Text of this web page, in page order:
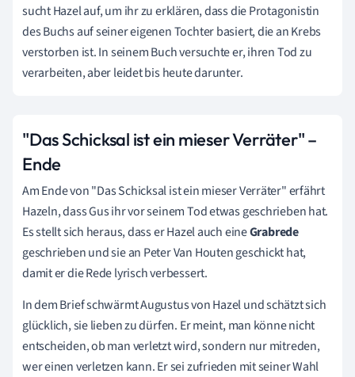
sucht Hazel auf, um ihr zu erklären, dass die Protagonistin
des Buchs auf seiner eigenen Tochter basiert, die an Krebs
verstorben ist. In seinem Buch versuchte er, ihren Tod zu
verarbeiten, aber leidet bis heute darunter.
"Das Schicksal ist ein mieser Verräter" –
Ende
Am Ende von "Das Schicksal ist ein mieser Verräter" erfährt
Hazeln, dass Gus ihr vor seinem Tod etwas geschrieben hat.
Es stellt sich heraus, dass er Hazel auch eineGrabrede
geschrieben und sie an Peter Van Houten geschickt hat,
damit er die Rede lyrisch verbessert.
In dem Brief schwärmt Augustus von Hazel und schätzt sich
glücklich, sie lieben zu dürfen. Er meint, man könne nicht
entscheiden, ob man verletzt wird, sondern nur mitreden,
wer einen verletzen kann. Er sei zufrieden mit seiner Wahl